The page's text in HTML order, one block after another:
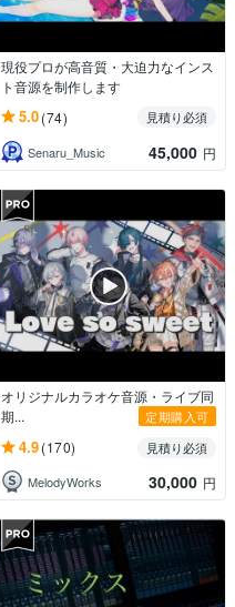
現役プロが高音質・大迫力なインス
ト音源を制作します
5.0(74)
見積り必須
Senaru_Music
45,000 円
オリジナルカラオケ音源・ライブ同
期...
定期購入可
4.9(170)
見積り必須
MelodyWorks
30,000 円